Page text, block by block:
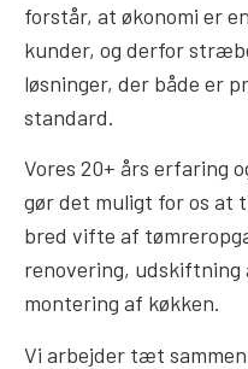
forstår, at økonomi er
kunder, og derfor
løsninger, der både er
standard.
Vores 20+ års erfaring
gør det muligt for os at
bred vifte af
renovering, udskiftning
montering af køkken.
Vi arbejder tæt